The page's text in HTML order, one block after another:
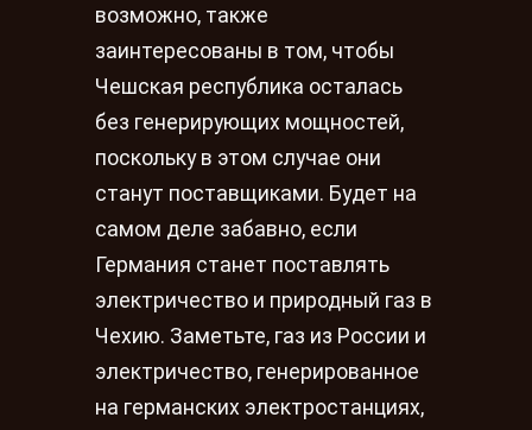
возможно, также
заинтересованы в том, чтобы
Чешская республика осталась
без генерирующих мощностей,
поскольку в этом случае они
станут поставщиками. Будет на
самом деле забавно, если
Германия станет поставлять
электричество и природный газ в
Чехию. Заметьте, газ из России и
электричество, генерированное
на германских электростанциях,